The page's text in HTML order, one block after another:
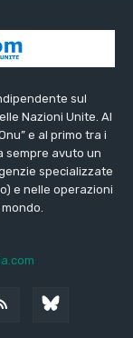
sul
Nazioni Unite. Al
e al primo tra i
sempre avuto un
specializzate
e nelle operazioni